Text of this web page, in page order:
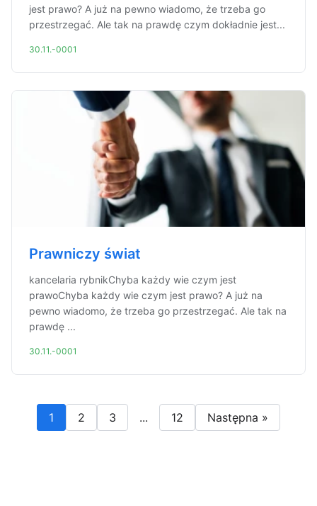
jest prawo? A już na pewno wiadomo, że trzeba go
przestrzegać. Ale tak na prawdę czym dokładnie jest...
30.11.-0001
Prawniczy świat
kancelaria rybnikChyba każdy wie czym jest
prawoChyba każdy wie czym jest prawo? A już na
pewno wiadomo, że trzeba go przestrzegać. Ale tak na
prawdę ...
30.11.-0001
1 2 3 ... 12 Następna »